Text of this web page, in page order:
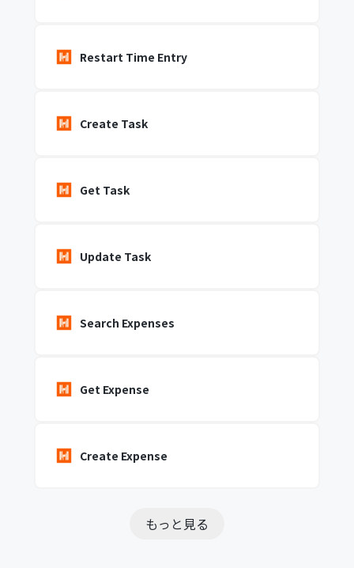
Restart Time Entry
Create Task
Get Task
Update Task
Search Expenses
Get Expense
Create Expense
もっと見る